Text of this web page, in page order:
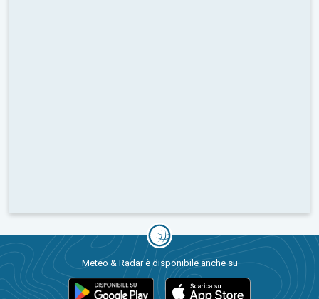
Meteo & Radar è disponibile anche su